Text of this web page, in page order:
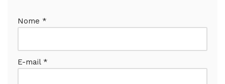
Nome *
E-mail *